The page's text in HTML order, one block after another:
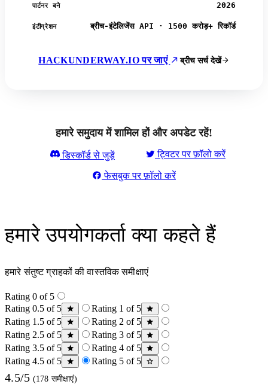
पार्टनर बने 2026
इंटीग्रेशन ब्रीच-इंटेलिजेंस API · 1500 करोड़+ रिकॉर्ड
HACKUNDERWAY.IO पर जाएं ब्रीच सर्च देखें
हमारे समुदाय में शामिल हों और अपडेट रहें!
डिस्कॉर्ड से जुड़ें ट्विटर पर फ़ॉलो करें
फेसबुक पर फ़ॉलो करें
हमारे उपयोगकर्ता क्या कहते हैं
हमारे संतुष्ट ग्राहकों की वास्तविक समीक्षाएं
Rating 0 of 5
Rating 0.5 of 5
Rating 1 of 5
Rating 1.5 of 5
Rating 2 of 5
Rating 2.5 of 5
Rating 3 of 5
Rating 3.5 of 5
Rating 4 of 5
Rating 4.5 of 5
Rating 5 of 5
4.5/5 (178 समीक्षाएं)